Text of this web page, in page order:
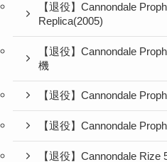
【退役】Cannondale
Replica(2005)
【退役】Cannondale
機
【退役】Cannondale
【退役】Cannondale
【退役】Cannondale Rize